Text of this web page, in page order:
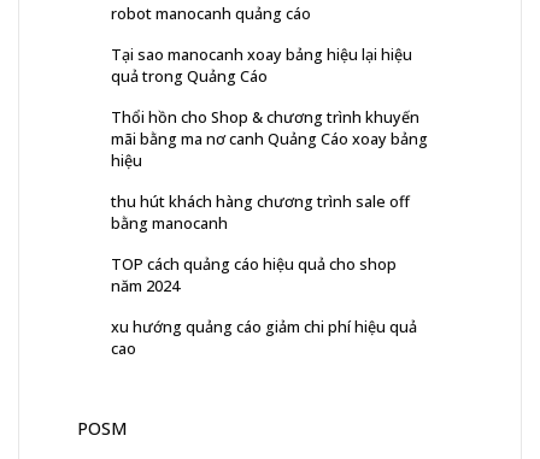
robot manocanh quảng cáo
Tại sao manocanh xoay bảng hiệu lại hiệu
quả trong Quảng Cáo
Thổi hồn cho Shop & chương trình khuyến
mãi bằng ma nơ canh Quảng Cáo xoay bảng
hiệu
thu hút khách hàng chương trình sale off
bằng manocanh
TOP cách quảng cáo hiệu quả cho shop
năm 2024
xu hướng quảng cáo giảm chi phí hiệu quả
cao
POSM